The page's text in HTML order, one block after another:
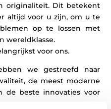
originaliteit. Dit betekent
altijd voor u zijn, om u te
op te lossen met
wereldklasse.
voor ons.
we gestreefd naar
de meest moderne
de beste innovaties voor